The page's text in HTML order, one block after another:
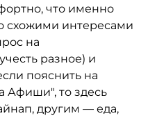
что именно
схожими интересами
на
разное) и
пояснить на
Афиши", то здесь
другим — еда,